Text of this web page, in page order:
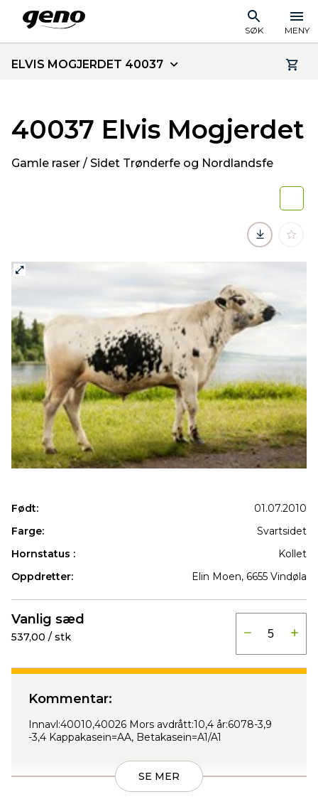
SØK MENY
ELVIS MOGJERDET 40037
40037 Elvis Mogjerdet
Gamle raser / Sidet Trønderfe og Nordlandsfe
Født:
01.07.2010
Farge:
Svartsidet
Hornstatus :
Kollet
Oppdretter:
Elin Moen, 6655 Vindøla
Vanlig sæd
537,00 / stk
Kommentar:
Innavl:40010,40026 Mors avdrått:10,4 år:6078-3,9
-3,4 Kappakasein=AA, Betakasein=A1/A1
SE MER